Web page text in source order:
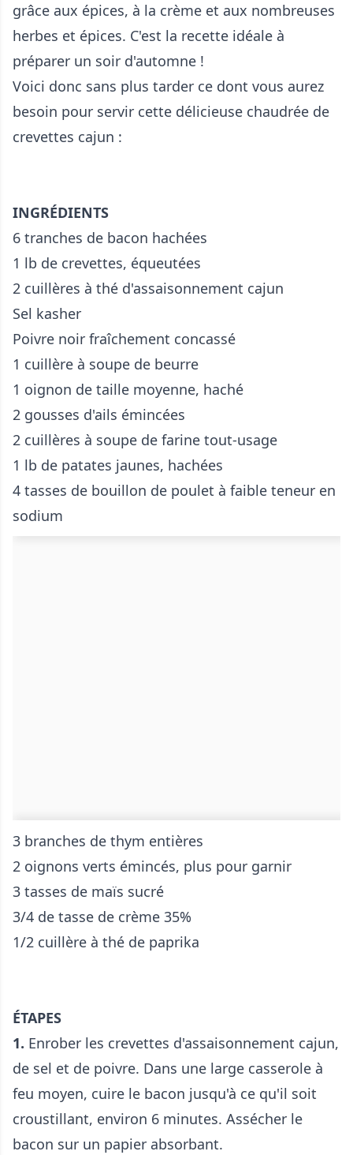
grâce aux épices, à la crème et aux nombreuses
herbes et épices. C'est la recette idéale à
préparer un soir d'automne !
Voici donc sans plus tarder ce dont vous aurez
besoin pour servir cette délicieuse chaudrée de
crevettes cajun :
INGRÉDIENTS
6 tranches de bacon hachées
1 lb de crevettes, équeutées
2 cuillères à thé d'assaisonnement cajun
Sel kasher
Poivre noir fraîchement concassé
1 cuillère à soupe de beurre
1 oignon de taille moyenne, haché
2 gousses d'ails émincées
2 cuillères à soupe de farine tout-usage
1 lb de patates jaunes, hachées
4 tasses de bouillon de poulet à faible teneur en
sodium
3 branches de thym entières
2 oignons verts émincés, plus pour garnir
3 tasses de maïs sucré
3/4 de tasse de crème 35%
1/2 cuillère à thé de paprika
ÉTAPES
1. Enrober les crevettes d'assaisonnement cajun,
de sel et de poivre. Dans une large casserole à
feu moyen, cuire le bacon jusqu'à ce qu'il soit
croustillant, environ 6 minutes. Assécher le
bacon sur un papier absorbant.